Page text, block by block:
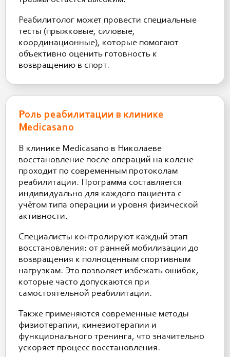
Реабилитолог может провести специальные
тесты (прыжковые, силовые,
координационные), которые помогают
объективно оценить готовность к
возвращению в спорт.
Роль реабилитации в клинике
Medicasano
В клинике Medicasano в Николаеве
восстановление после операций на колене
проходит по современным протоколам
реабилитации. Программа составляется
индивидуально для каждого пациента с
учётом типа операции и уровня физической
активности.
Специалисты контролируют каждый этап
восстановления: от ранней мобилизации до
возвращения к полноценным спортивным
нагрузкам. Это позволяет избежать ошибок,
которые часто допускаются при
самостоятельной реабилитации.
Также применяются современные методы
физиотерапии, кинезиотерапии и
функционального тренинга, что значительно
ускоряет процесс восстановления.